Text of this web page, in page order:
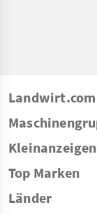
Landwirt.com
Kleinanzeigen
Top Marken
Länder